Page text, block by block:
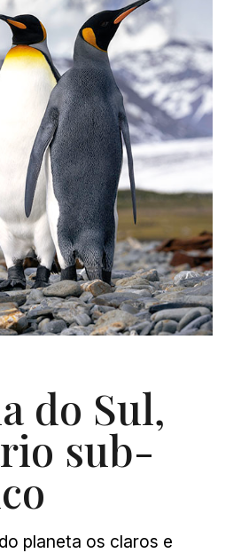
Proudly
do Sul,
sub-
planeta os claros e